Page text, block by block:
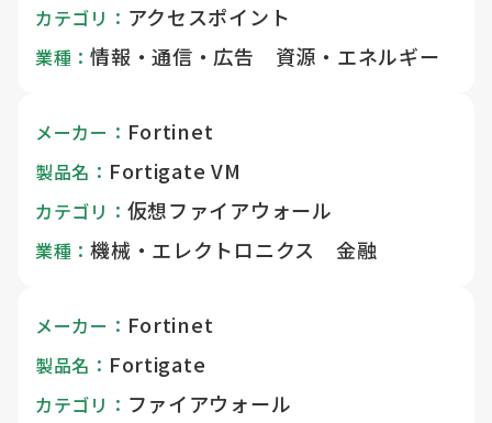
カテゴリ： アクセスポイント
業種：情報・通信・広告 資源・エネルギー
メーカー： Fortinet
製品名： Fortigate VM
カテゴリ： 仮想ファイアウォール
業種：機械・エレクトロニクス 金融
メーカー： Fortinet
製品名： Fortigate
カテゴリ： ファイアウォール